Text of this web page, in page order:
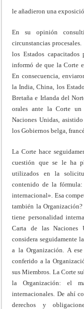
le añadieron una
En su opinión
circunstancias
los Estados
informó de que la Corte
En consecuencia,
la India, China, los
Bretaña e Irlanda del
orales ante la Corte un
Naciones Unidas,
los Gobiernos belga,
La Corte hace
cuestión que se le ha
utilizados en la
contenido de la fórmula:
internacional». Esa
también la
tiene personalidad
Carta de las Naciones
considera seguidamente
a la Organización. A
conferido a la
sus Miembros. La Corte
la Organización: el
internacionales. De ahí
derechos y